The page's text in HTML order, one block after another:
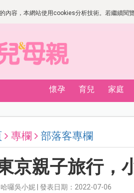
內容，本網站使用cookies分析技術。若繼續
懷孕 育兒 家庭
專欄 部落客專欄
京親子旅行，
囉吳小妮 | 發表日期：2022-07-06